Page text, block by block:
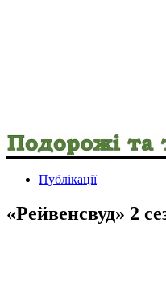
Публікації
«Рейвенсвуд» 2